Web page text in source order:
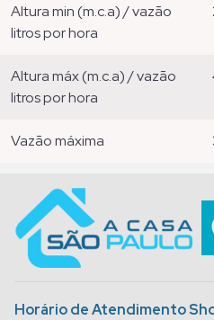
altura min (m.c.a) / vazão
litros por hora
altura máx (m.c.a) / vazão
litros por hora
vazão máxima
Horário de Atendimento